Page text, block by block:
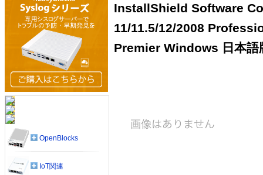
InstallShield Software
11/11.5/12/2008
Premier Windows 日本語
OpenBlocks
IoT関連